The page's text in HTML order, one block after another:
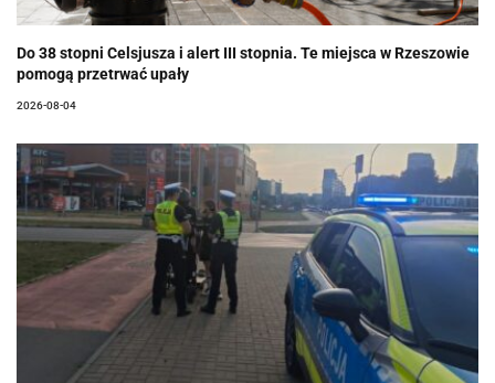
Do 38 stopni Celsjusza i alert III stopnia. Te miejsca w Rzeszowie
pomogą przetrwać upały
2026-08-04